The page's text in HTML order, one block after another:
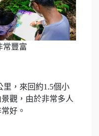
常豐富
里，來回約1.5個小
觀，由於非常多人
好。